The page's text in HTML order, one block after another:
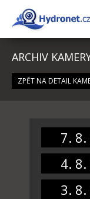
ARCHIV
ZPĚT NA DETAIL
7.
4.
3.